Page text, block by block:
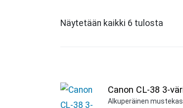
Näytetään kaikki 6 tulosta
Canon CL-38 3-
Alkuperäinen